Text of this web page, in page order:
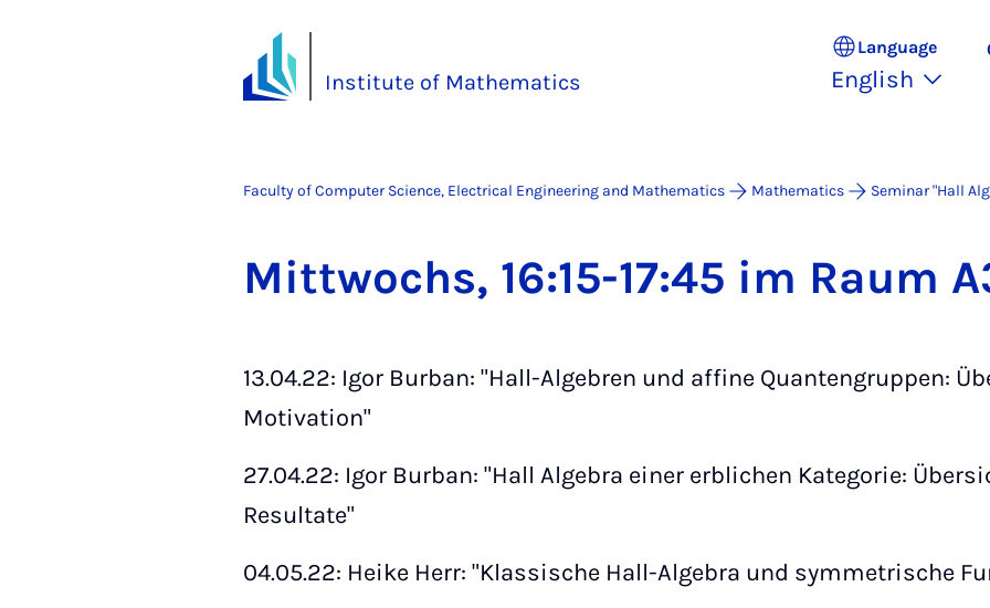
Institute of Mathematics
Language
English
Faculty of Computer Science, Electrical Engineering and Mathematics Mathematics Seminar "Hall
Mit­twochs, 16:15-17:45 im Raum
13.04.22: Igor Burban: "Hall-Algebren und affine Quantengruppen:
Motivation"
27.04.22: Igor Burban: "Hall Algebra einer erblichen Kategorie:
Resultate"
04.05.22: Heike Herr: "Klassische Hall-Algebra und symmetrische